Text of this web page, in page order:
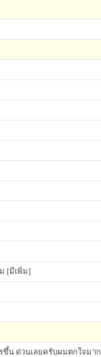
[มีเพิ่ม]
ขึ้น ด่วนเลยครับผมตกใจมาก